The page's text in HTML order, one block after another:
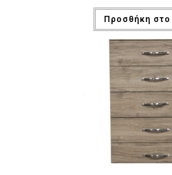
was:
Προσθήκη στο